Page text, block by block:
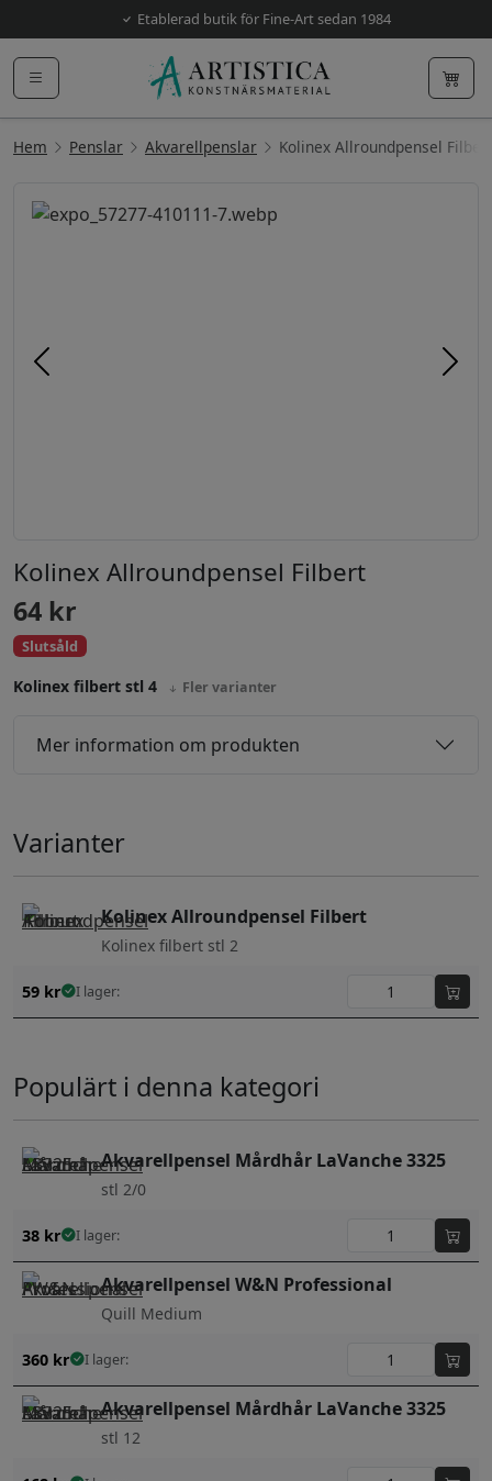
Etablerad butik för Fine-Art sedan 1984
Hem Penslar Akvarellpenslar Kolinex Allroundpensel Filbert
Föregående
Kolinex Allroundpensel Filbert
64 kr
Slutsåld
Kolinex filbert stl 4 Fler varianter
Mer information om produkten
Varianter
Kolinex Allroundpensel Filbert
Kolinex filbert stl 2
59 kr I lager:
Populärt i denna kategori
Akvarellpensel Mårdhår LaVanche 3325
stl 2/0
38 kr I lager:
Akvarellpensel W&N Professional
Quill Medium
360 kr I lager:
Akvarellpensel Mårdhår LaVanche 3325
stl 12